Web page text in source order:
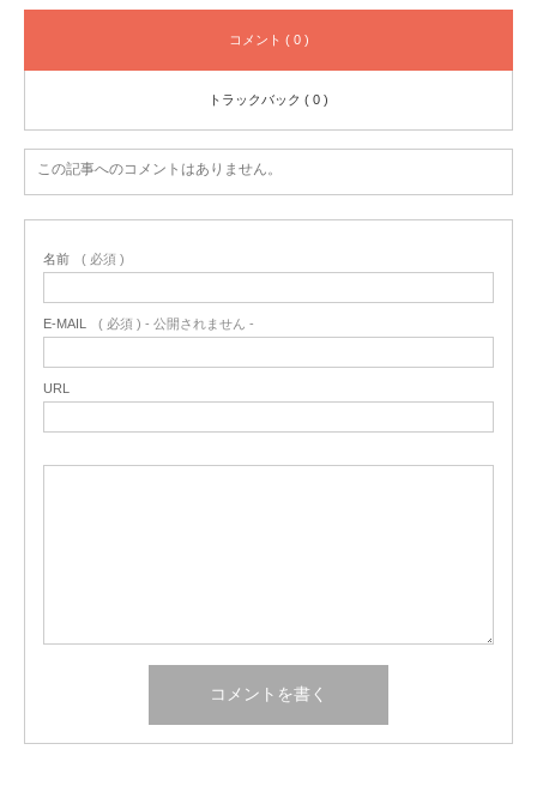
コメント ( 0 )
トラックバック ( 0 )
この記事へのコメントはありません。
名前 ( 必須 )
E-MAIL ( 必須 ) - 公開されません -
URL